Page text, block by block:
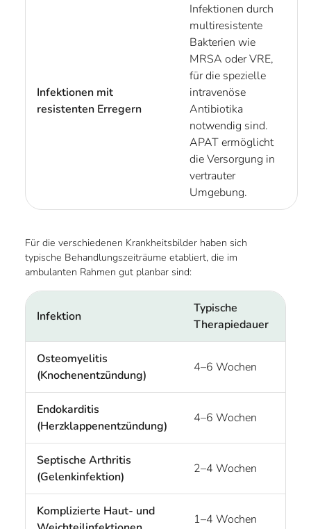
Infektionen mit
resistenten Erregern
Infektionen durch
multiresistente
Bakterien wie
MRSA oder VRE,
für die spezielle
intravenöse
Antibiotika
notwendig sind.
APAT ermöglicht
die Versorgung in
vertrauter
Umgebung.
Für die verschiedenen Krankheitsbilder haben sich
typische Behandlungszeiträume etabliert, die im
ambulanten Rahmen gut planbar sind:
Infektion
Typische
Therapiedauer
Osteomyelitis
(Knochenentzündung)
4–6 Wochen
Endokarditis
(Herzklappenentzündung)
4–6 Wochen
Septische Arthritis
(Gelenkinfektion)
2–4 Wochen
Komplizierte Haut- und
1–4 Wochen